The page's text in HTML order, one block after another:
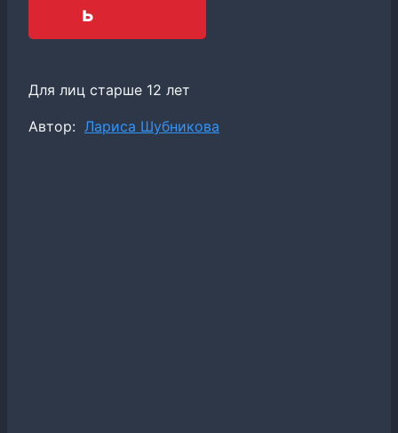
ь
Для лиц старше 12 лет
Метки
Автор: Лариса Шубникова